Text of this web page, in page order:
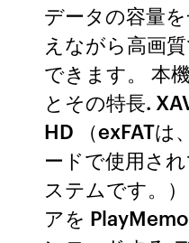
データの容量
えながら高画
できます。 本
とその特長.
HD （exFATは
ードで使用さ
ステムです。
アを